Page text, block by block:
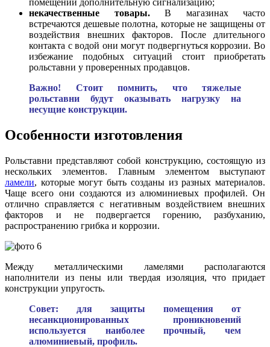
помещении дополнительную сигнализацию;
некачественные товары.В магазинах часто
встречаются дешевые полотна, которые не защищены от
воздействия внешних факторов. После длительного
контакта с водой они могут подвергнуться коррозии. Во
избежание подобных ситуаций стоит приобретать
рольставни у проверенных продавцов.
Важно! Стоит помнить, что тяжелые
рольставни будут оказывать нагрузку на
несущие конструкции.
Особенности изготовления
Рольставни представляют собой конструкцию, состоящую из
нескольких элементов. Главным элементом выступают
ламели, которые могут быть созданы из разных материалов.
Чаще всего они создаются из алюминиевых профилей. Он
отлично справляется с негативным воздействием внешних
факторов и не подвергается горению, разбуханию,
распространению грибка и коррозии.
Между металлическими ламелями располагаются
наполнители из пены или твердая изоляция, что придает
конструкции упругость.
Совет: для защиты помещения от
несанкционированных проникновений
используется наиболее прочный, чем
алюминиевый, профиль.